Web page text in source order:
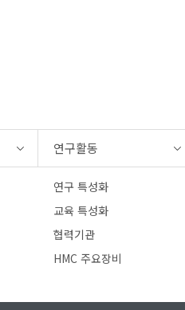
연구활동
연구 특성화
교육 특성화
협력기관
HMC 주요장비